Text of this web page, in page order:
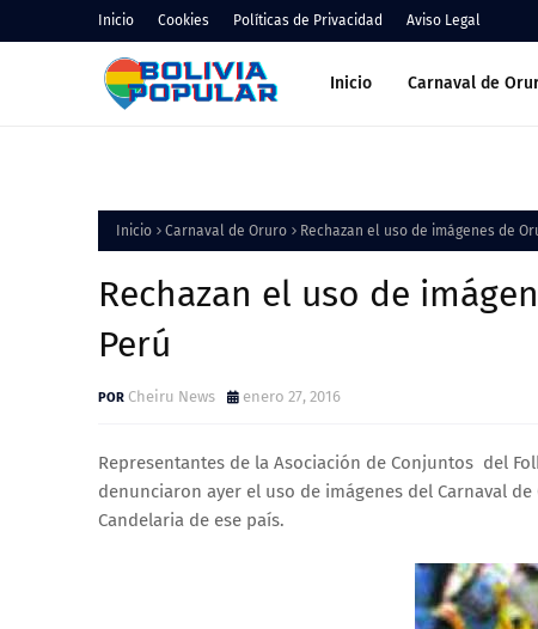
Inicio Cookies Políticas de Privacidad Aviso Legal
Inicio Carnaval de
Inicio Carnaval de Oruro Rechazan el uso de imágenes de
Rechazan el uso de
Perú
Cheiru News enero 27, 2016
Representantes de la Asociación de Conjuntos del
denunciaron ayer el uso de imágenes del Carnaval
Candelaria de ese país.